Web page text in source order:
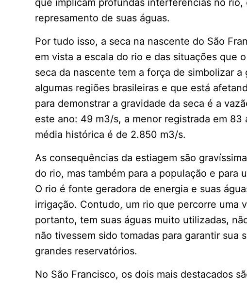
que implicam profundas interferências no
represamento de suas águas.
Por tudo isso, a seca na nascente do São
em vista a escala do rio e das situações que
seca da nascente tem a força de simbolizar
algumas regiões brasileiras e que está
para demonstrar a gravidade da seca é a
este ano: 49 m3/s, a menor registrada em
média histórica é de 2.850 m3/s.
As consequências da estiagem são
do rio, mas também para a população e para
O rio é fonte geradora de energia e suas
irrigação. Contudo, um rio que percorre uma
portanto, tem suas águas muito utilizadas,
não tivessem sido tomadas para garantir sua
grandes reservatórios.
No São Francisco, os dois mais destacados